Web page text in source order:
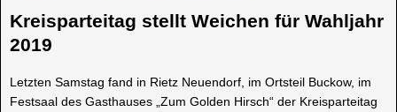
Kreisparteitag stellt Weichen für Wahljahr
2019
Letzten Samstag fand in Rietz Neuendorf, im Ortsteil Buckow, im
Festsaal des Gasthauses „Zum Golden Hirsch“ der Kreisparteitag